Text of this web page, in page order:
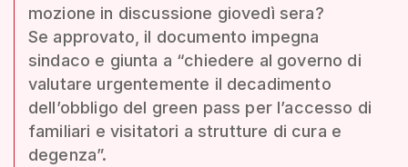
mozione in discussione giovedì sera?
Se approvato, il documento impegna
sindaco e giunta a “chiedere al governo di
valutare urgentemente il decadimento
dell’obbligo del green pass per l’accesso di
familiari e visitatori a strutture di cura e
degenza”.